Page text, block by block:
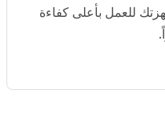
للعمل بأعلى كفاءة